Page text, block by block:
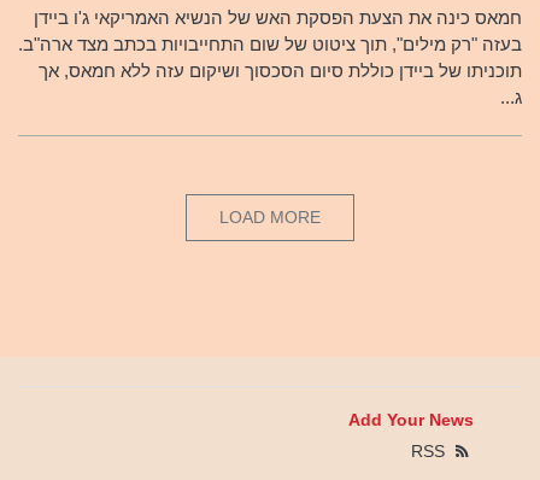
חמאס כינה את הצעת הפסקת האש של הנשיא האמריקאי ג'ו ביידן
בעזה "רק מילים", תוך ציטוט של שום התחייבויות בכתב מצד ארה"ב.
תוכניתו של ביידן כוללת סיום הסכסוך ושיקום עזה ללא חמאס, אך
ג...
LOAD MORE
Add Your News